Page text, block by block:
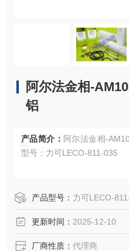
阿尔法金相-
铝
产品简介： 阿尔法金相-
型号：力可LECO-811-035
AM1035磨料切割轮，氧化铝
0.070“ 厚度 (1.8mm)
产品型号： 力可LECO-
更新时间： 2025-12-10
厂商性质： 代理商